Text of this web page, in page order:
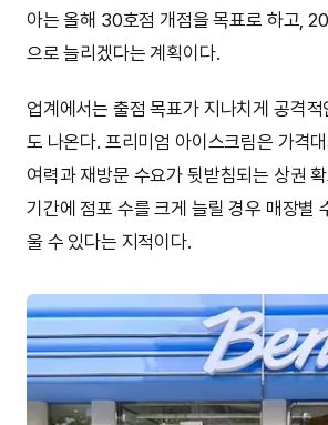
아는 올해 30호점 개점을 목표로 하고,
으로 늘리겠다는 계획이다.
업계에서는 출점 목표가 지나치게 공격적
도 나온다. 프리미엄 아이스크림은 가격
여력과 재방문 수요가 뒷받침되는 상권
기간에 점포 수를 크게 늘릴 경우 매장별
울 수 있다는 지적이다.